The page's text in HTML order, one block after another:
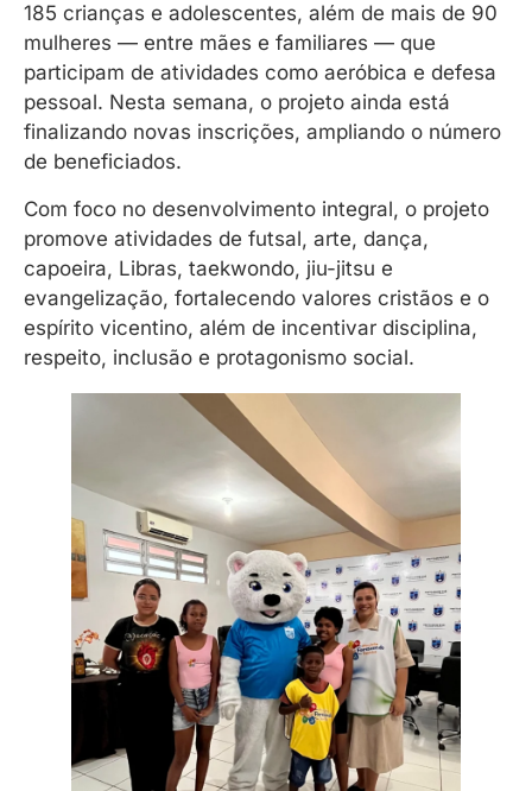
185 crianças e adolescentes, além de mais de 90
mulheres — entre mães e familiares — que
participam de atividades como aeróbica e defesa
pessoal. Nesta semana, o projeto ainda está
finalizando novas inscrições, ampliando o número
de beneficiados.
Com foco no desenvolvimento integral, o projeto
promove atividades de futsal, arte, dança,
capoeira, Libras, taekwondo, jiu-jitsu e
evangelização, fortalecendo valores cristãos e o
espírito vicentino, além de incentivar disciplina,
respeito, inclusão e protagonismo social.